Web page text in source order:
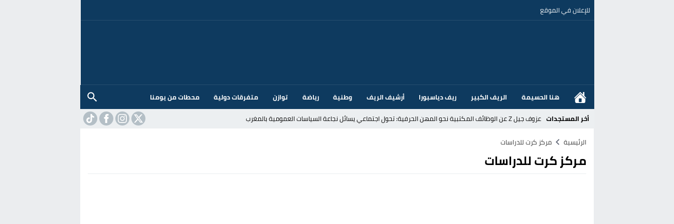
للإعلان في الموقع
هنا الحسيمة الريف الكبير ريف دياسبورا أرشيف الريف وطنية رياضة توازن متفرقات دولية
محطات من يومنا
أخر المستجدات عزوف جيل Z عن الوظائف المكتبية نحو المهن الحرفية: تحول اجتماعي يسائل نجاعة السياسات العمومية بالمغرب
القضاء الإسباني يفتح تحقيقا في اقتحام سبتة وتخوفات من دعوات جديدة للعبور
هل قطع أخنوش عطلته بأمر من الملك أم تحت ضغط إسباني؟ عودة مايوركا تفتح أسئلة ثقيلة
الرئيسية مركز كرت للدراسات
مركز كرت للدراسات